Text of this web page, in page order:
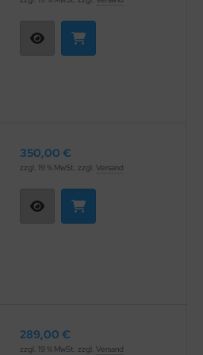
350,00 €
zzgl. 19 % MwSt. zzgl. Versand
289,00 €
zzgl. 19 % MwSt. zzgl. Versand